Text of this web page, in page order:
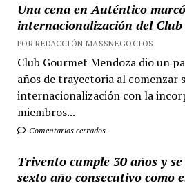
Una cena en Auténtico
internacionalización del
POR REDACCIÓN MASSNEGOCIOS
Club Gourmet Mendoza dio un
años de trayectoria al comenzar
internacionalización con la
miembros...
Comentarios cerrados
Trivento cumple 30 años y
sexto año consecutivo como